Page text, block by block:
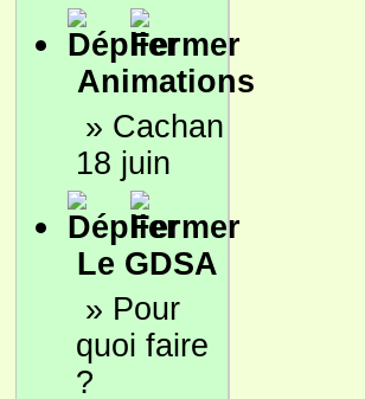
Animations
» Cachan
18 juin
Le GDSA
» Pour
quoi faire
?